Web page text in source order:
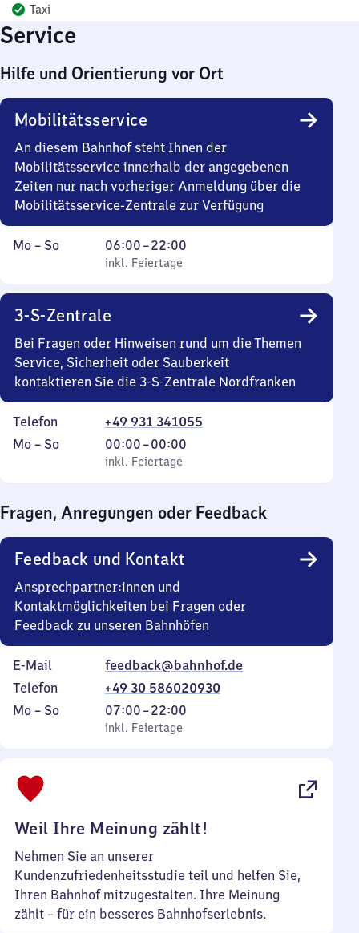
Taxi
Service
Hilfe und Orientierung vor Ort
Mobilitätsservice
An diesem Bahnhof steht Ihnen der
Mobilitätsservice innerhalb der angegebenen
Zeiten nur nach vorheriger Anmeldung über die
Mobilitätsservice-Zentrale zur Verfügung
Montag
Mo – So,
inkl. Feiertage
06:00–22:00
Von
6
22
Uhr
inkl. Feiertage
3-S-Zentrale
Bei Fragen oder Hinweisen rund um die Themen
Service, Sicherheit oder Sauberkeit
kontaktieren Sie die 3-S-Zentrale Nordfranken
Telefon
+49 931 341055
Montag
Mo – So,
inkl. Feiertage
00:00–00:00
Von
0
0
Uhr
inkl. Feiertage
Fragen, Anregungen oder Feedback
Feedback und Kontakt
Ansprechpartner:innen und
Kontaktmöglichkeiten bei Fragen oder
Feedback zu unseren Bahnhöfen
E-Mail
feedback@bahnhof.de
Telefon
+49 30 586020930
Montag
Mo – So,
inkl. Feiertage
07:00–22:00
Von
7
inkl. Feiertage
Weil Ihre Meinung zählt!
Nehmen Sie an unserer
Kundenzufriedenheitsstudie teil und helfen Sie,
Ihren Bahnhof mitzugestalten. Ihre Meinung
zählt – für ein besseres Bahnhofserlebnis.